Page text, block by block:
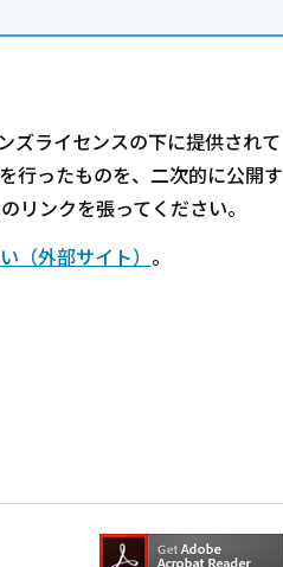
ズライセンスの下に提供されて
行ったものを、二次的に公開す
リンクを張ってください。
（外部サイト） 。